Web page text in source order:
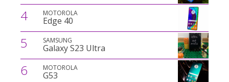
4 MOTOROLA
Edge 40
5 SAMSUNG
Galaxy S23 Ultra
6 MOTOROLA
G53